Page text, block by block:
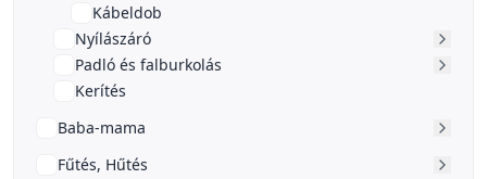
Kábeldob
Nyílászáró
Padló és falburkolás
Kerítés
Baba-mama
Fűtés, Hűtés